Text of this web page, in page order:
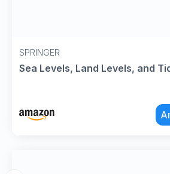
SPRINGER
Sea Levels, Land Levels, and